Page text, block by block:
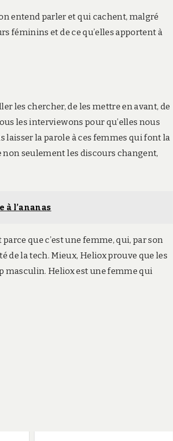
entend parler et qui cachent, malgré
féminins et de ce qu’elles apportent à
les chercher, de les mettre en avant, de
les interviewons pour qu’elles nous
la parole à ces femmes qui font la
non seulement les discours changent,
à l’ananas
que c’est une femme, qui, par son
de la tech. Mieux, Heliox prouve que les
masculin. Heliox est une femme qui